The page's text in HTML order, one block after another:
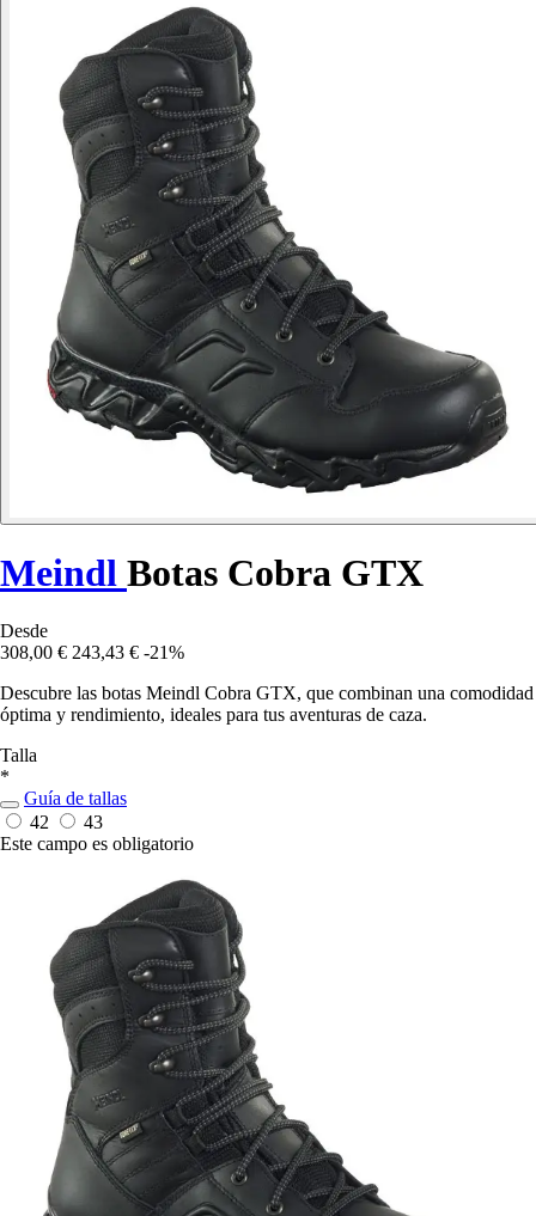
Meindl Botas Cobra GTX
Desde
308,00 € 243,43 € -21%
Descubre las botas Meindl Cobra GTX, que combinan una comodidad
óptima y rendimiento, ideales para tus aventuras de caza.
Talla
*
Guía de tallas
42
43
Este campo es obligatorio